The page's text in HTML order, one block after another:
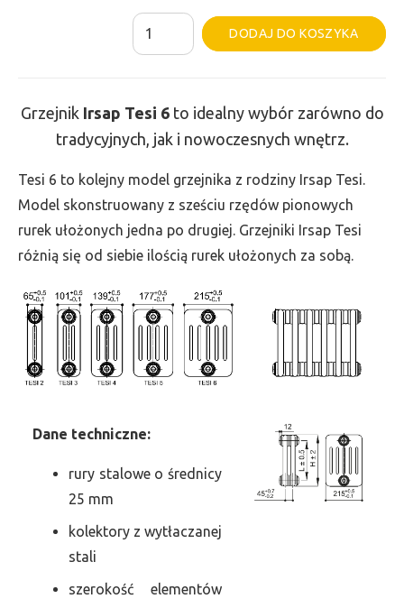
ilość
Grzejnik
-
wys.
765,
szer.
270,
842
DODAJ DO KOSZYKA
Grzejnik Irsap Tesi 6to idealny wybór zarówno do
tradycyjnych, jak i nowoczesnych wnętrz.
Tesi 6 to kolejny model grzejnika z rodziny Irsap Tesi.
Model skonstruowany z sześciu rzędów pionowych
rurek ułożonych jedna po drugiej. Grzejniki Irsap Tesi
różnią się od siebie ilością rurek ułożonych za sobą.
Dane techniczne:
rury stalowe o średnicy
25 mm
kolektory z wytłaczanej
stali
szerokość elementów